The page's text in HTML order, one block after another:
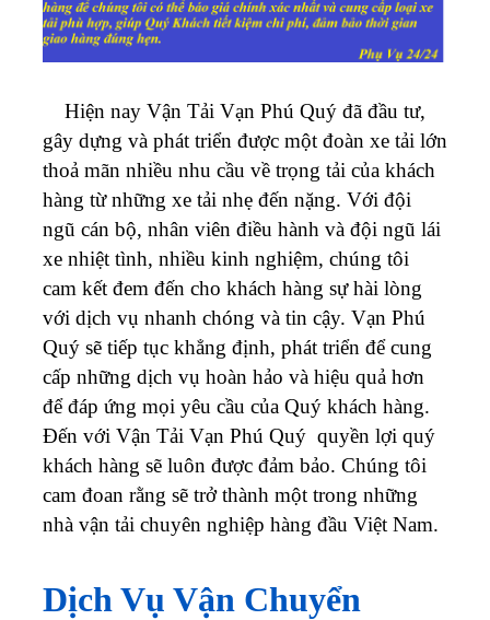
Hiện nay Vận Tải Vạn Phú Quý đã đầu tư,
gây dựng và phát triển được một đoàn xe tải lớn
thoả mãn nhiều nhu cầu về trọng tải của khách
hàng từ những xe tải nhẹ đến nặng. Với đội
ngũ cán bộ, nhân viên điều hành và đội ngũ lái
xe nhiệt tình, nhiều kinh nghiệm, chúng tôi
cam kết đem đến cho khách hàng sự hài lòng
với dịch vụ nhanh chóng và tin cậy. Vạn Phú
Quý sẽ tiếp tục khẳng định, phát triển để cung
cấp những dịch vụ hoàn hảo và hiệu quả hơn
để đáp ứng mọi yêu cầu của Quý khách hàng.
Đến với Vận Tải Vạn Phú Quý quyền lợi quý
khách hàng sẽ luôn được đảm bảo. Chúng tôi
cam đoan rằng sẽ trở thành một trong những
nhà vận tải chuyên nghiệp hàng đầu Việt Nam.
Dịch Vụ Vận Chuyển